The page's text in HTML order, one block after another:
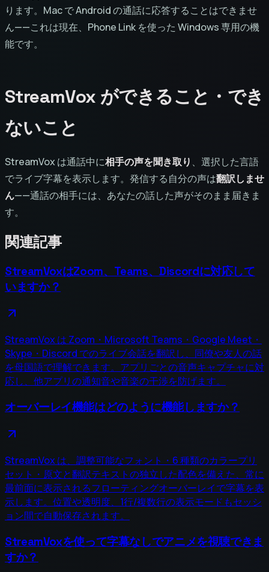
ります。Mac で Android の通話に応答することはできませ
ん——これは現在、Phone Link を使った Windows 専用の機
能です。
StreamVox ができること・でき
ないこと
StreamVox は通話中に相手の声を聞き取り 、選択した言語
でライブ字幕を表示します。発信する自分の声は翻訳しませ
ん——通話の相手には、あなたの話した声がそのまま届きま
す。
関連記事
StreamVoxはZoom、Teams、Discordに対応して
いますか？
StreamVox は Zoom・Microsoft Teams・Google Meet・
Skype・Discord でのライブ会話を翻訳し、同僚や友人の話
を母国語で理解できます。アプリごとの音声キャプチャに対
応し、他アプリの通知音や音楽の干渉を防げます。
オーバーレイ機能はどのように機能しますか？
StreamVox は、調整可能なフォント・6 種類のカラープリ
セット・原文と翻訳テキストの独立した配色を備えた、常に
最前面に表示されるフローティングオーバーレイで字幕を表
示します。位置や透明度、1行/複数行の表示モードもセッシ
ョン間で自動保存されます。
StreamVoxを使って字幕なしでアニメを視聴できま
すか？